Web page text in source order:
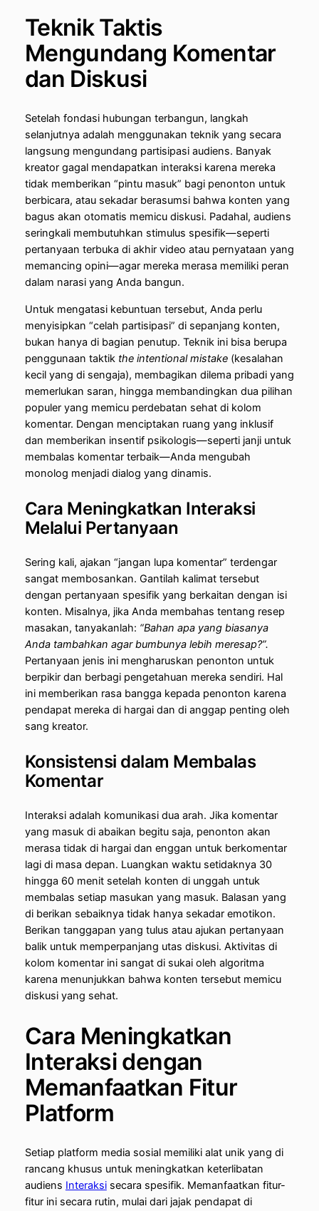
Teknik Taktis
Mengundang Komentar
dan Diskusi
Setelah fondasi hubungan terbangun, langkah
selanjutnya adalah menggunakan teknik yang secara
langsung mengundang partisipasi audiens. Banyak
kreator gagal mendapatkan interaksi karena mereka
tidak memberikan “pintu masuk” bagi penonton untuk
berbicara, atau sekadar berasumsi bahwa konten yang
bagus akan otomatis memicu diskusi. Padahal, audiens
seringkali membutuhkan stimulus spesifik—seperti
pertanyaan terbuka di akhir video atau pernyataan yang
memancing opini—agar mereka merasa memiliki peran
dalam narasi yang Anda bangun.
Untuk mengatasi kebuntuan tersebut, Anda perlu
menyisipkan “celah partisipasi” di sepanjang konten,
bukan hanya di bagian penutup. Teknik ini bisa berupa
penggunaan taktik the intentional mistake(kesalahan
kecil yang di sengaja), membagikan dilema pribadi yang
memerlukan saran, hingga membandingkan dua pilihan
populer yang memicu perdebatan sehat di kolom
komentar. Dengan menciptakan ruang yang inklusif
dan memberikan insentif psikologis—seperti janji untuk
membalas komentar terbaik—Anda mengubah
monolog menjadi dialog yang dinamis.
Cara Meningkatkan Interaksi
Melalui Pertanyaan
Sering kali, ajakan “jangan lupa komentar” terdengar
sangat membosankan. Gantilah kalimat tersebut
dengan pertanyaan spesifik yang berkaitan dengan isi
konten. Misalnya, jika Anda membahas tentang resep
masakan, tanyakanlah: “Bahan apa yang biasanya
Anda tambahkan agar bumbunya lebih meresap?”.
Pertanyaan jenis ini mengharuskan penonton untuk
berpikir dan berbagi pengetahuan mereka sendiri. Hal
ini memberikan rasa bangga kepada penonton karena
pendapat mereka di hargai dan di anggap penting oleh
sang kreator.
Konsistensi dalam Membalas
Komentar
Interaksi adalah komunikasi dua arah. Jika komentar
yang masuk di abaikan begitu saja, penonton akan
merasa tidak di hargai dan enggan untuk berkomentar
lagi di masa depan. Luangkan waktu setidaknya 30
hingga 60 menit setelah konten di unggah untuk
membalas setiap masukan yang masuk. Balasan yang
di berikan sebaiknya tidak hanya sekadar emotikon.
Berikan tanggapan yang tulus atau ajukan pertanyaan
balik untuk memperpanjang utas diskusi. Aktivitas di
kolom komentar ini sangat di sukai oleh algoritma
karena menunjukkan bahwa konten tersebut memicu
diskusi yang sehat.
Cara Meningkatkan
Interaksi dengan
Memanfaatkan Fitur
Platform
Setiap platform media sosial memiliki alat unik yang di
rancang khusus untuk meningkatkan keterlibatan
audiens Interaksisecara spesifik. Memanfaatkan fitur-
fitur ini secara rutin, mulai dari jajak pendapat di